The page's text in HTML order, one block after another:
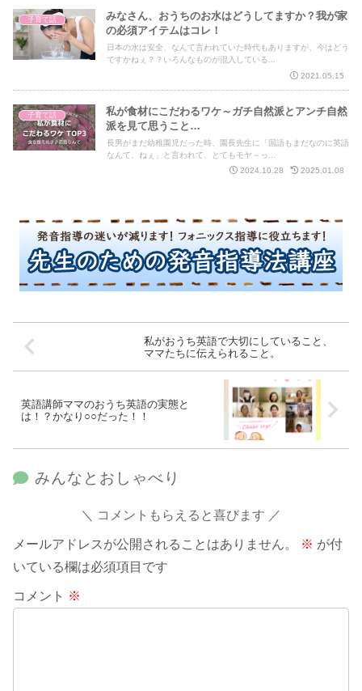
子育て話
みなさん、おうちのお水はどうしてますか？我が家
の必須アイテムはコレ！
日本の水は安全、なんて言われていた時代もありますが、今はどう
ですかねぇ？？いろんなものが混入している...
2021.05.15
子育て話
私が食材にこだわるワケ～ガチ自然派とアンチ自然
派を見て思うこと…
長男がまだ幼稚園児だった時、園長先生に「国語もまだなのに英語
なんて、ねぇ」と言われて、とてもモヤ～っ...
2024.10.28
2025.01.08
私がおうち英語で大切にしていること、
ママたちに伝えられること。
英語講師ママのおうち英語の実態と
は！？かなり○○だった！！
みんなとおしゃべり
コメントもらえると喜びます
メールアドレスが公開されることはありません。 ※ が付
いている欄は必須項目です
コメント ※